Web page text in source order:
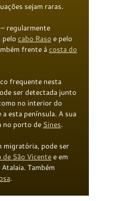
sejam raras.
– regularmente
pelocabo Rasoe pelo
frente àcosta do
frequente nesta
ser detectada junto
no interior do
a esta península. A sua
no porto de Sines.
migratória, pode ser
de São Vicentee em
Também
.